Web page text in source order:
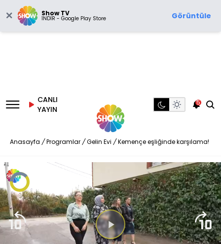
Show TV
İNDİR - Google Play Store Görüntüle
CANLI
YAYIN
5
Anasayfa / Programlar / Gelin Evi / Kemençe eşliğinde karşılama!
Video
Oynatıcısı
yükleniyor.
Videoyu